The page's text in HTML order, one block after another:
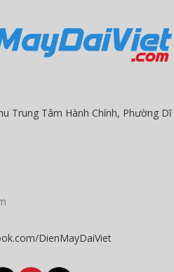
Trung Tâm Hành Chính, Phường Dĩ
DienMayDaiViet